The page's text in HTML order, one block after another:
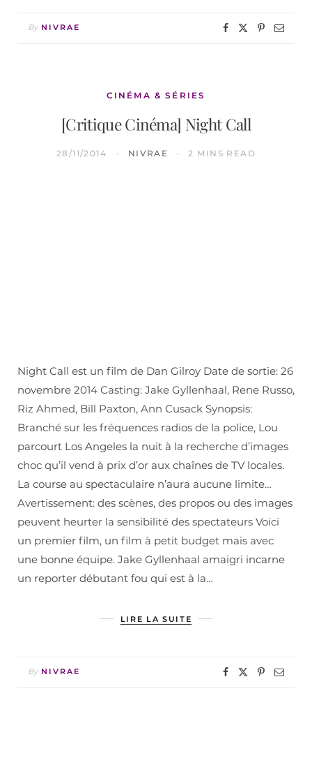
By NIVRAE
CINÉMA & SÉRIES
[Critique Cinéma] Night Call
28/11/2014 NIVRAE 2 MINS READ
Night Call est un film de Dan Gilroy Date de sortie: 26
novembre 2014 Casting: Jake Gyllenhaal, Rene Russo,
Riz Ahmed, Bill Paxton, Ann Cusack Synopsis:
Branché sur les fréquences radios de la police, Lou
parcourt Los Angeles la nuit à la recherche d’images
choc qu’il vend à prix d’or aux chaînes de TV locales.
La course au spectaculaire n’aura aucune limite…
Avertissement: des scènes, des propos ou des images
peuvent heurter la sensibilité des spectateurs Voici
un premier film, un film à petit budget mais avec
une bonne équipe. Jake Gyllenhaal amaigri incarne
un reporter débutant fou qui est à la…
LIRE LA SUITE
By NIVRAE